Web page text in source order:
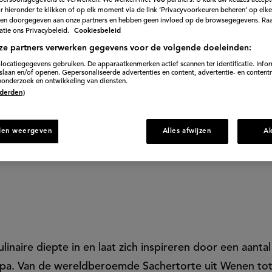
Zomertour. In dit gloednieuwe zomerprogramma
van Veenons mee op een Europese patisserie-tour.
diepte in en laat zich inspireren door een
Van de wereldberoemde Sachertorte uit Wenen
hieronder te klikken of op elk moment via de link ‘Privacyvoorkeuren beheren’ op
doorgegeven aan onze partners en hebben geen invloed op de browsegegevens.
ons Privacybeleid.
Cookiesbeleid
partners verwerken gegevens voor de volgende doeleinden:
gebruiken. De apparaatkenmerken actief scannen ter identificatie.
en/of openen. Gepersonaliseerde advertenties en content, advertentie- en
en ontwikkeling van diensten.
weergeven Alles afwijzen